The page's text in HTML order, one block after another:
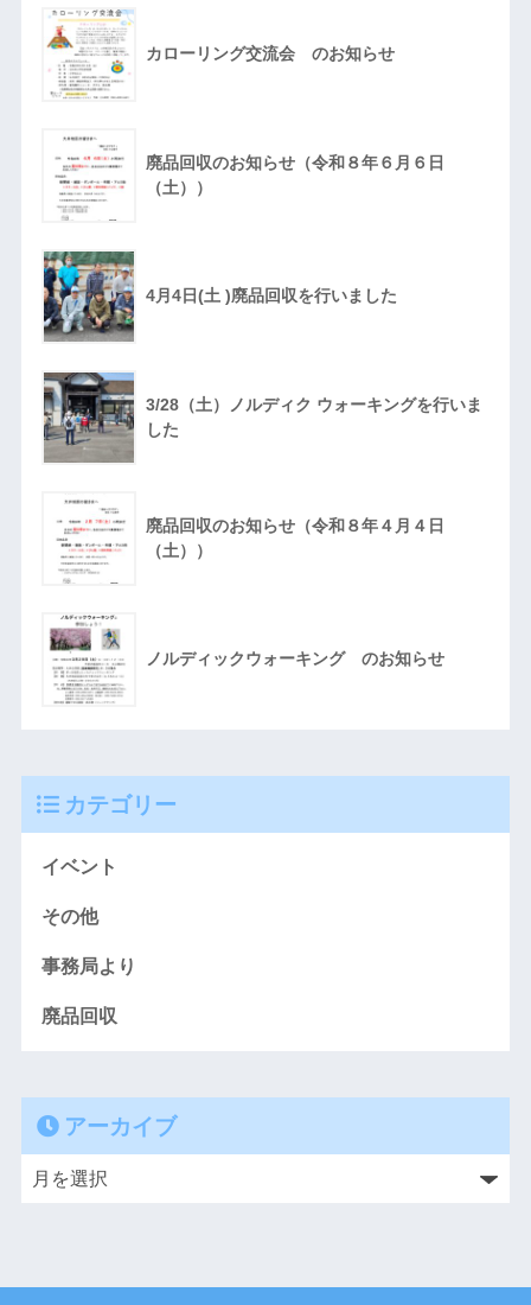
カローリング交流会 のお知らせ
廃品回収のお知らせ（令和８年６月６日
（土））
4月4日(土 )廃品回収を行いました
3/28（土）ノルディク ウォーキングを行いま
した
廃品回収のお知らせ（令和８年４月４日
（土））
ノルディックウォーキング のお知らせ
カテゴリー
イベント
その他
事務局より
廃品回収
アーカイブ